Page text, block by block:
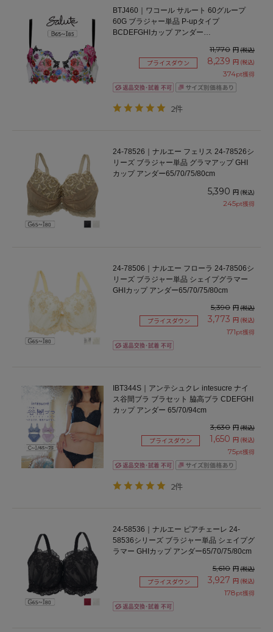
BTJ460｜ワコール サルート 60グループ
60G ブラジャー単品 P-upタイプ
BCDEFGHIカップ アンダー
11,770 円(税込)
プライスダウン 8,239 円 (税込)
374pt獲得
2件
24-78526｜ナルエー フェリス 24-78526シ
リーズ ブラジャー単品 グラマアップ GHI
カップ アンダー65/70/75/80cm
5,390 円 (税込)
245pt獲得
24-78506｜ナルエー フローラ 24-78506シ
リーズ ブラジャー単品 シェイプグラマー
GHIカップ アンダー65/70/75/80cm
5,390 円(税込)
プライスダウン 3,773 円 (税込)
171pt獲得
IBT344S｜アンテシュクレ intesucre ナイ
ス谷間ブラ ブラセット 脇高ブラ CDEFGHI
カップ アンダー 65/70/94cm
3,630 円(税込)
プライスダウン 1,650 円 (税込)
75pt獲得
2件
24-58536｜ナルエー ピアチェーレ 24-
58536シリーズ ブラジャー単品 シェイプグ
ラマー GHIカップ アンダー65/70/75/80cm
5,610 円(税込)
プライスダウン 3,927 円 (税込)
178pt獲得